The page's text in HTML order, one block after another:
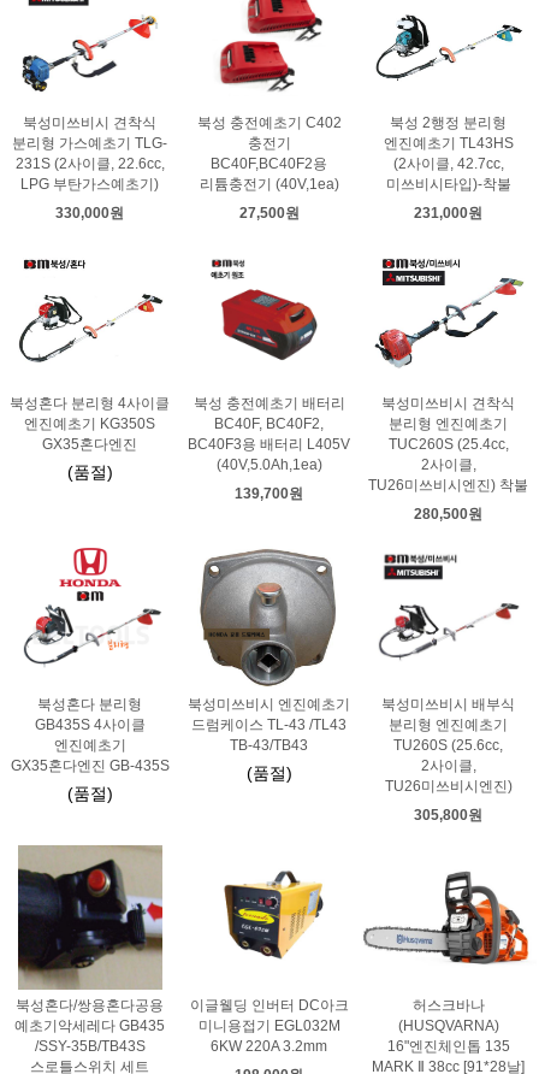
북성미쓰비시 견착식
분리형 가스예초기 TLG-
231S (2사이클, 22.6cc,
LPG 부탄가스예초기)
330,000원
북성 충전예초기 C402
충전기
BC40F,BC40F2용
리튬충전기 (40V,1ea)
27,500원
북성 2행정 분리형
엔진예초기 TL43HS
(2사이클, 42.7cc,
미쓰비시타입)-착불
231,000원
북성혼다 분리형 4사이클
엔진예초기 KG350S
GX35혼다엔진
(품절)
북성 충전예초기 배터리
BC40F, BC40F2,
BC40F3용 배터리 L405V
(40V,5.0Ah,1ea)
139,700원
북성미쓰비시 견착식
분리형 엔진예초기
TUC260S (25.4cc,
2사이클,
TU26미쓰비시엔진) 착불
280,500원
북성혼다 분리형
GB435S 4사이클
엔진예초기
GX35혼다엔진 GB-435S
(품절)
북성미쓰비시 엔진예초기
드럼케이스 TL-43 /TL43
TB-43/TB43
(품절)
북성미쓰비시 배부식
분리형 엔진예초기
TU260S (25.6cc,
2사이클,
TU26미쓰비시엔진)
305,800원
북성혼다/쌍용혼다공용
예초기악세레다 GB435
/SSY-35B/TB43S
스로틀스위치 세트
이글웰딩 인버터 DC아크
미니용접기 EGL032M
6KW 220A 3.2mm
허스크바나
(HUSQVARNA)
16"엔진체인톱 135
MARK Ⅱ 38cc [91*28날]